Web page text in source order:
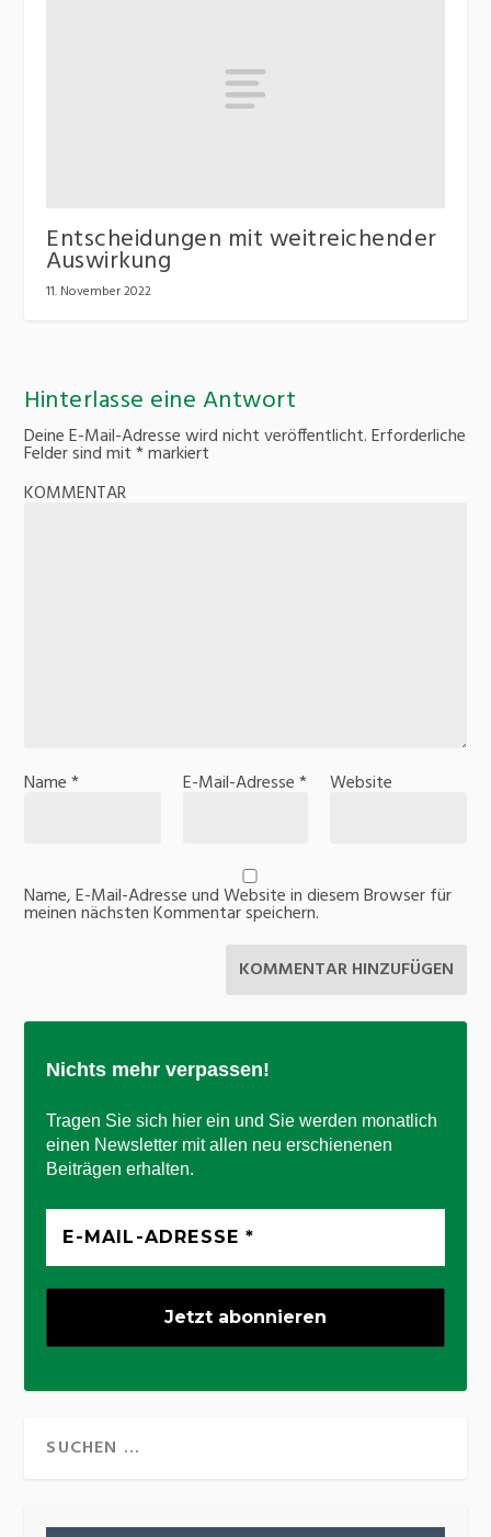
Entscheidungen mit weitreichender
Auswirkung
11. November 2022
Hinterlasse eine Antwort
Deine E-Mail-Adresse wird nicht veröffentlicht. Erforderliche
Felder sind mit*markiert
KOMMENTAR
Name* E-Mail-Adresse* Website
Name, E-Mail-Adresse und Website in diesem Browser für
meinen nächsten Kommentar speichern.
Nichts mehr verpassen!
Tragen Sie sich hier ein und Sie werden monatlich
einen Newsletter mit allen neu erschienenen
Beiträgen erhalten.